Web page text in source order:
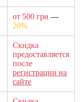
от 500 грн —
20%
Скидка
предоставляется
после
регистрации на
сайте